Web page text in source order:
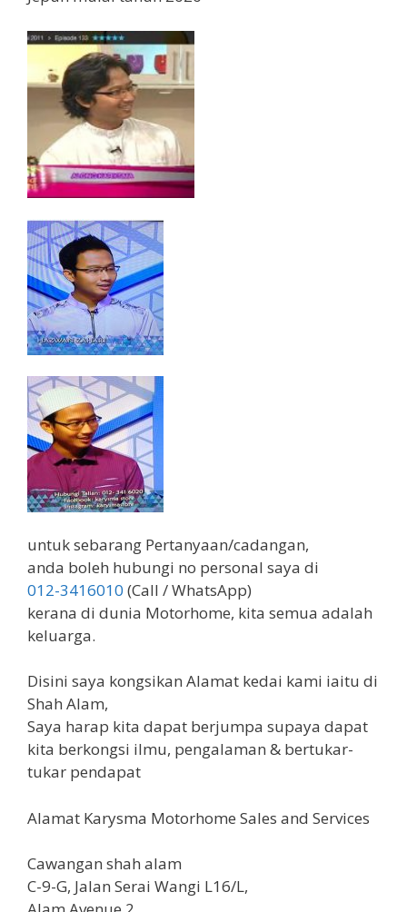
untuk sebarang Pertanyaan/cadangan,
anda boleh hubungi no personal saya di
012-3416010 (Call / WhatsApp)
kerana di dunia Motorhome, kita semua adalah
keluarga.
Disini saya kongsikan Alamat kedai kami iaitu di
Shah Alam,
Saya harap kita dapat berjumpa supaya dapat
kita berkongsi ilmu, pengalaman & bertukar-
tukar pendapat
Alamat Karysma Motorhome Sales and Services
Cawangan shah alam
C-9-G, Jalan Serai Wangi L16/L,